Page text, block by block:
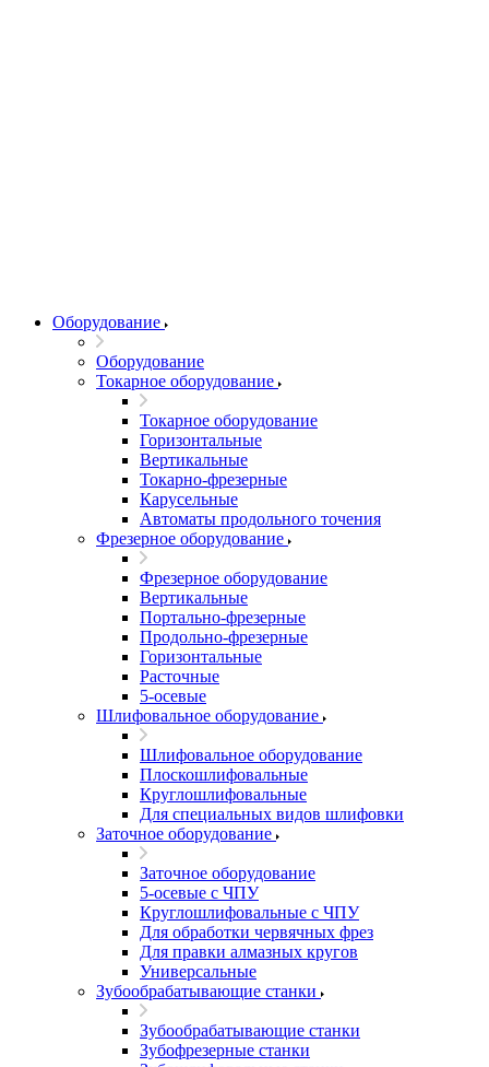
Оборудование
Оборудование
Токарное оборудование
Токарное оборудование
Горизонтальные
Вертикальные
Токарно-фрезерные
Карусельные
Автоматы продольного точения
Фрезерное оборудование
Фрезерное оборудование
Вертикальные
Портально-фрезерные
Продольно-фрезерные
Горизонтальные
Расточные
5-осевые
Шлифовальное оборудование
Шлифовальное оборудование
Плоскошлифовальные
Круглошлифовальные
Для специальных видов шлифовки
Заточное оборудование
Заточное оборудование
5-осевые с ЧПУ
Круглошлифовальные с ЧПУ
Для обработки червячных фрез
Для правки алмазных кругов
Универсальные
Зубообрабатывающие станки
Зубообрабатывающие станки
Зубофрезерные станки